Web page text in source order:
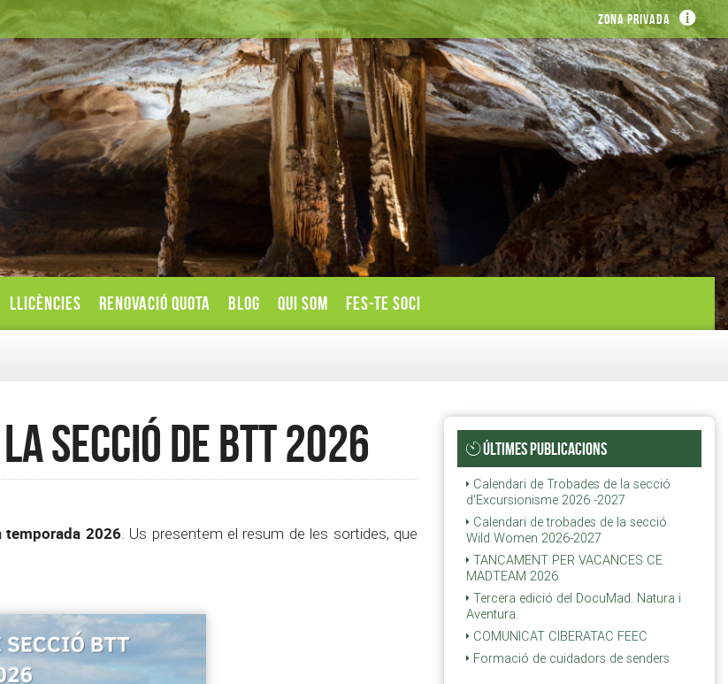
Zona privada
LLICÈNCIES RENOVACIÓ QUOTA BLOG QUI SOM FES-TE SOCI
Secció de BTT 2026
2026. Us presentem el resum de les sortides, que
ÚLTIMES PUBLICACIONS
Calendari de Trobades de la secció
d'Excursionisme 2026 -2027
Calendari de trobades de la secció
Wild Women 2026-2027
TANCAMENT PER VACANCES CE
MADTEAM 2026
Tercera edició del DocuMad. Natura i
Aventura.
COMUNICAT CIBERATAC FEEC
Formació de cuidadors de senders